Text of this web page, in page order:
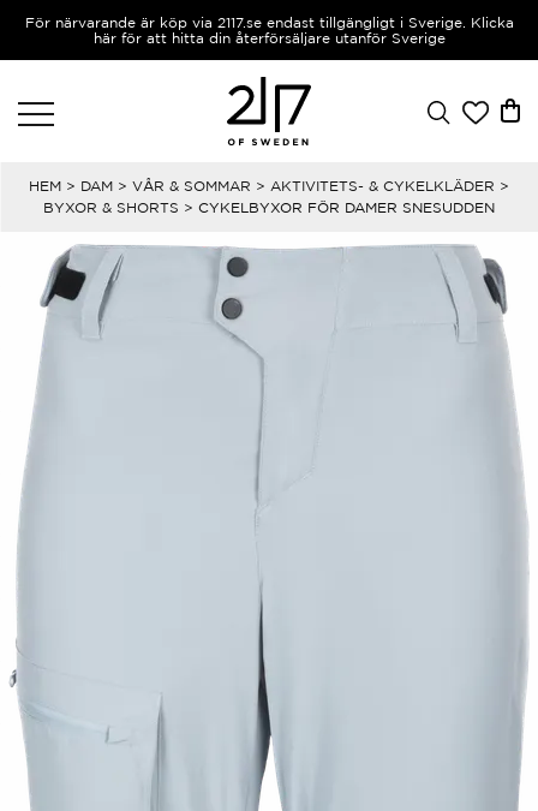
För närvarande är köp via 2117.se endast tillgängligt i Sverige. Klicka
här för att hitta din återförsäljare utanför Sverige
HEM > DAM > VÅR & SOMMAR > AKTIVITETS- & CYKELKLÄDER >
BYXOR & SHORTS > CYKELBYXOR FÖR DAMER SNESUDDEN